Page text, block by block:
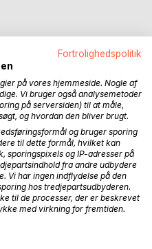
og fauna på øen Mauritius i
i det 16. århundrede
der menes uddød i
årene gået mange
arter stærkt
Fortrolighedspolitik
på vores hjemmeside. Nogle af
Vi bruger også analysemetoder
på serversiden) til at måle,
og hvordan den bliver brugt.
og bruger sporing
til dette formål, hvilket kan
sporingspixels og IP-adresser på
fra andre udbydere
Vi har ingen indflydelse på den
hos tredjepartsudbyderen.
til de processer, der er beskrevet
med virkning for fremtiden.